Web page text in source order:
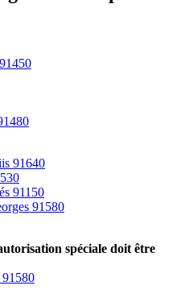
91640
91150
91580
spéciale doit être